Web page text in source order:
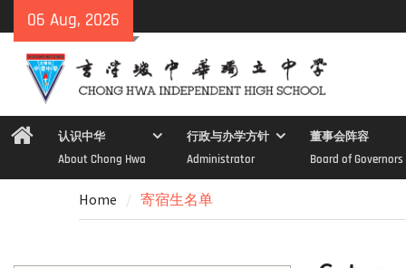
to
content
06 Aug, 2026
Home认识中华
About Chong Hwa
行政与办学方针
Administrator
董事会阵容
Board of Governors
Home 寄宿生名单